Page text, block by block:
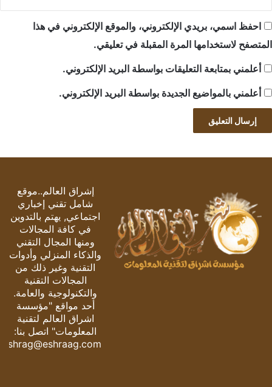
احفظ اسمي، بريدي الإلكتروني، والموقع الإلكتروني في هذا
المتصفح لاستخدامها المرة المقبلة في تعليقي.
أعلمني بمتابعة التعليقات بواسطة البريد الإلكتروني.
أعلمني بالمواضيع الجديدة بواسطة البريد الإلكتروني.
إشراق العالم..موقع
شامل تقني إخباري
اجتماعي, يهتم بالتدوين
في كافة المجالات
ومنها المجال التقني
والذكاء المنزلي وأدوات
التقنية وغير ذلك من
المجالات التقنية
والتكنولوجية والعامة.
أحد مواقع "مؤسسة
اشراق العالم لتقنية
المعلومات" اتصل بنا:
eshrag@eshraag.com